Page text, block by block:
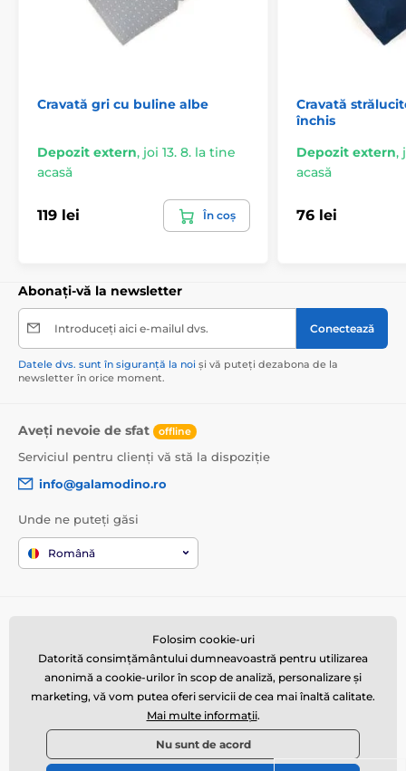
Cravată gri cu buline albe
Depozit extern, joi 13. 8. la tine
acasă
119 lei În coș
Cravată
închis
Depozit extern,
acasă
76 lei
Abonați-vă la newsletter
Introduceți aici e-mailul dvs. Conectează
Datele dvs. sunt în siguranță la noi și vă puteți dezabona de la
newsletter în orice moment.
Aveți nevoie de sfat offline
Serviciul pentru clienți vă stă la dispoziție
info@galamodino.ro
Unde ne puteți găsi
Română
Termeni și condiții
Livrare
reclamații
Politica de confidențialitate
Date de contact
Parteneriat cu Galamodino
Folosim cookie-uri
Datorită consimțământului dumneavoastră pentru utilizarea
anonimă a cookie-urilor în scop de analiză, personalizare și
marketing, vă vom putea oferi servicii de cea mai înaltă calitate.
Mai multe informații.
Nu sunt de acord